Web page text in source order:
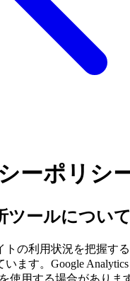
ーポリシ
ツールについて
トの利用状況を把握す
います。Google
使用する場合がありま